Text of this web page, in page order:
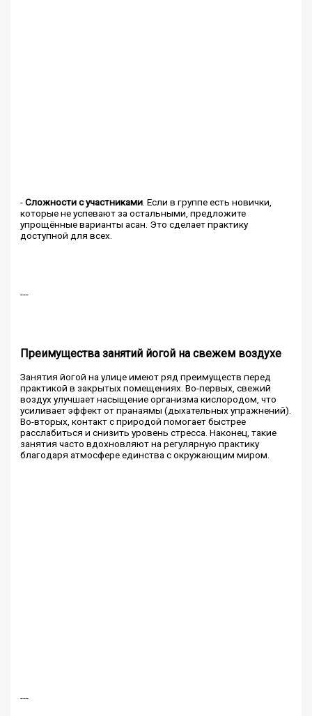
-Сложности с участниками . Если в группе есть новички,
которые не успевают за остальными, предложите
упрощённые варианты асан. Это сделает практику
доступной для всех.
---
Преимущества занятий йогой на свежем воздухе
Занятия йогой на улице имеют ряд преимуществ перед
практикой в закрытых помещениях. Во-первых, свежий
воздух улучшает насыщение организма кислородом, что
усиливает эффект от пранаямы (дыхательных упражнений).
Во-вторых, контакт с природой помогает быстрее
расслабиться и снизить уровень стресса. Наконец, такие
занятия часто вдохновляют на регулярную практику
благодаря атмосфере единства с окружающим миром.
---